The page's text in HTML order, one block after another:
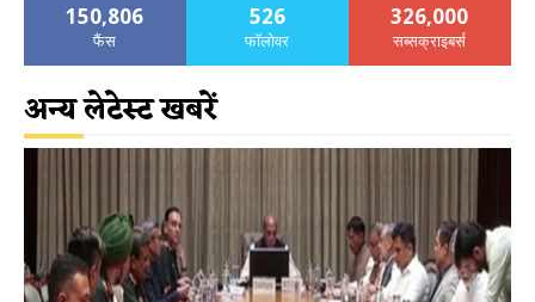
150,806
फैंस
526
फॉलोवर
326,000
सब्सक्राइबर्स
अन्य लेटेस्ट खबरें